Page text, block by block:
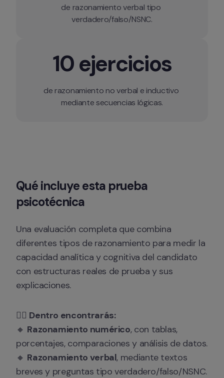
de razonamiento verbal tipo
10 ejercicios
de razonamiento no verbal e inductivo
mediante secuencias lógicas.
Qué incluye esta prueba
psicotécnica
Una evaluación completa que combina
diferentes tipos de razonamiento para medir la
capacidad analítica y cognitiva del candidato
con estructuras reales de prueba y sus
explicaciones.
👉🏻 Dentro encontrarás:
🔸 Razonamiento numérico, con tablas,
porcentajes, comparaciones y análisis de datos.
🔸 Razonamiento verbal, mediante textos
breves y preguntas tipo verdadero/falso/NSNC.